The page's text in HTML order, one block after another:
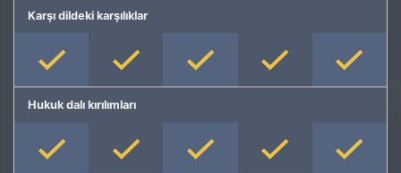
Karşı dildeki karşılıklar
Hukuk dalı kırılımları